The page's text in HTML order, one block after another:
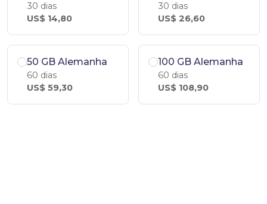
30 dias
US$ 14,80
30 dias
US$ 26,60
50 GB Alemanha
60 dias
US$ 59,30
100 GB Alemanha
60 dias
US$ 108,90